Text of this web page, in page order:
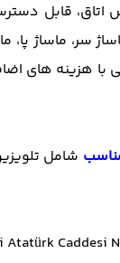
قابل
سر، ماساژ
های
شامل
Atatürk Caddesi